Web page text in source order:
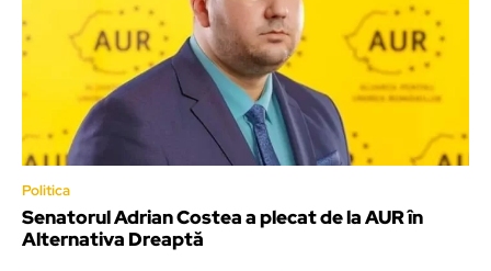
Politica
Senatorul Adrian Costea a plecat de la AUR în
Alternativa Dreaptă